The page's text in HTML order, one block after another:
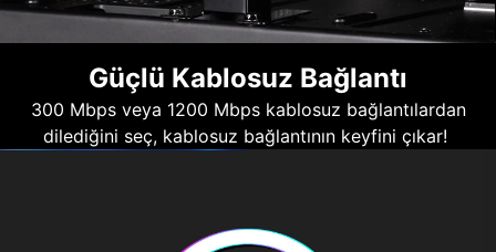
Güçlü Kablosuz Bağlantı
300 Mbps veya 1200 Mbps kablosuz bağlantılardan
dilediğini seç, kablosuz bağlantının keyfini çıkar!